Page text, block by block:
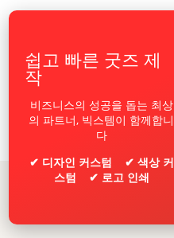
쉽고 빠른 굿즈 제
작
비즈니스의 성공을 돕는 최상
의 파트너, 빅스템이 함께합니
다
✔ 디자인 커스텀 ✔ 색상 커
스텀 ✔ 로고 인쇄